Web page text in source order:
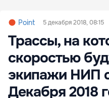
Point 5 декабря 2018, 08:15
Трассы, на
скоростью
экипажи НИП
Декабря 2018